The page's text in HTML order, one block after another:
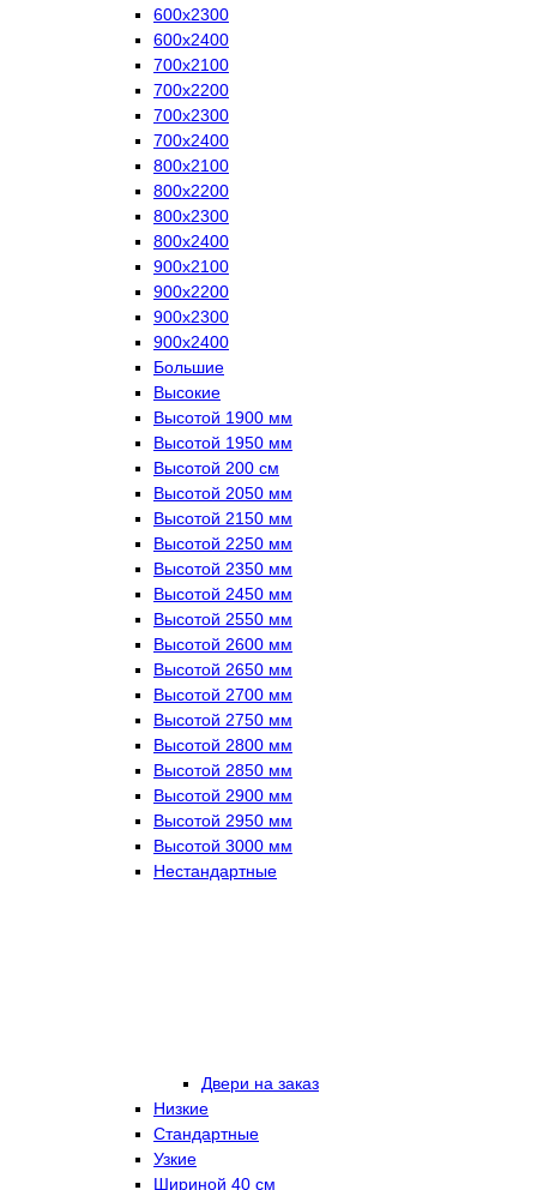
600х2300
600х2400
700х2100
700х2200
700х2300
700х2400
800х2100
800х2200
800х2300
800х2400
900х2100
900х2200
900х2300
900х2400
Большие
Высокие
Высотой 1900 мм
Высотой 1950 мм
Высотой 200 см
Высотой 2050 мм
Высотой 2150 мм
Высотой 2250 мм
Высотой 2350 мм
Высотой 2450 мм
Высотой 2550 мм
Высотой 2600 мм
Высотой 2650 мм
Высотой 2700 мм
Высотой 2750 мм
Высотой 2800 мм
Высотой 2850 мм
Высотой 2900 мм
Высотой 2950 мм
Высотой 3000 мм
Нестандартные
Двери на заказ
Низкие
Стандартные
Узкие
Шириной 40 см